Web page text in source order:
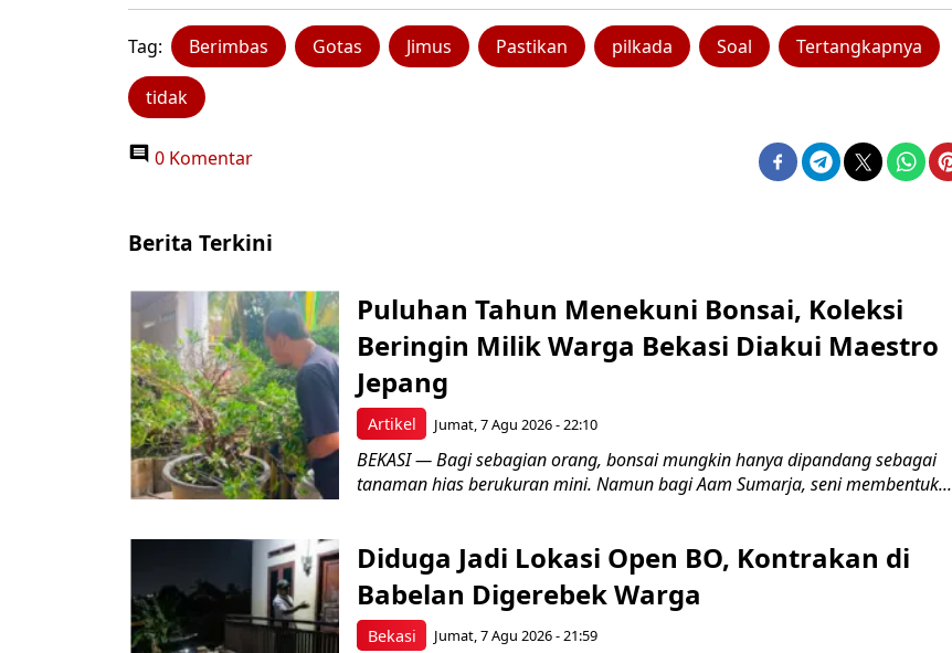
Tag: Berimbas Gotas Jimus Pastikan pilkada Soal Tertangkapnya
tidak
0 Komentar
Berita Terkini
Artikel
Puluhan Tahun Menekuni Bonsai, Koleksi
Beringin Milik Warga Bekasi Diakui Maestro
Jepang
Jumat, 7 Agu 2026 - 22:10
BEKASI — Bagi sebagian orang, bonsai mungkin hanya dipandang sebagai
tanaman hias berukuran mini. Namun bagi Aam Sumarja, seni membentuk...
Bekasi
Diduga Jadi Lokasi Open BO, Kontrakan di
Babelan Digerebek Warga
Jumat, 7 Agu 2026 - 21:59